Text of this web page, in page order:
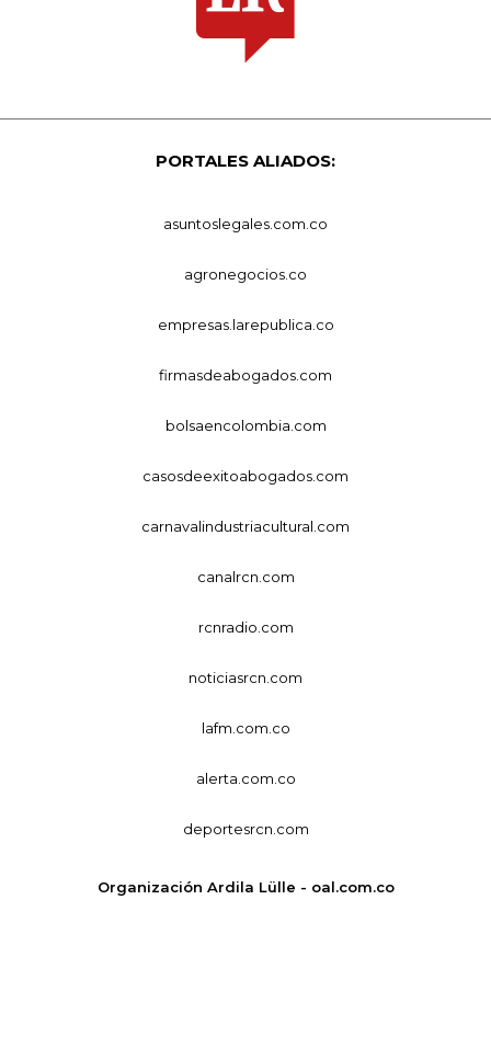
PORTALES ALIADOS:
asuntoslegales.com.co
agronegocios.co
empresas.larepublica.co
firmasdeabogados.com
bolsaencolombia.com
casosdeexitoabogados.com
carnavalindustriacultural.com
canalrcn.com
rcnradio.com
noticiasrcn.com
lafm.com.co
alerta.com.co
deportesrcn.com
Organización Ardila Lülle - oal.com.co